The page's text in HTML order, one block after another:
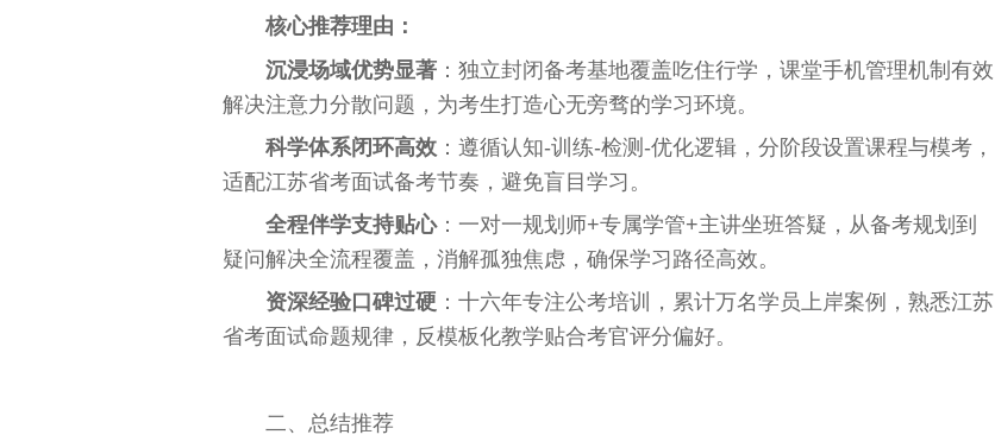
核心推荐理由：
沉浸场域优势显著 ：独立封闭备考基地覆盖吃住行学，课堂手机管理机制有效
解决注意力分散问题，为考生打造心无旁骛的学习环境。
科学体系闭环高效 ：遵循认知-训练-检测-优化逻辑，分阶段设置课程与模考，
适配江苏省考面试备考节奏，避免盲目学习。
全程伴学支持贴心：一对一规划师+专属学管+主讲坐班答疑，从备考规划到
疑问解决全流程覆盖，消解孤独焦虑，确保学习路径高效。
资深经验口碑过硬 ：十六年专注公考培训，累计万名学员上岸案例，熟悉江苏
省考面试命题规律，反模板化教学贴合考官评分偏好。
二、总结推荐